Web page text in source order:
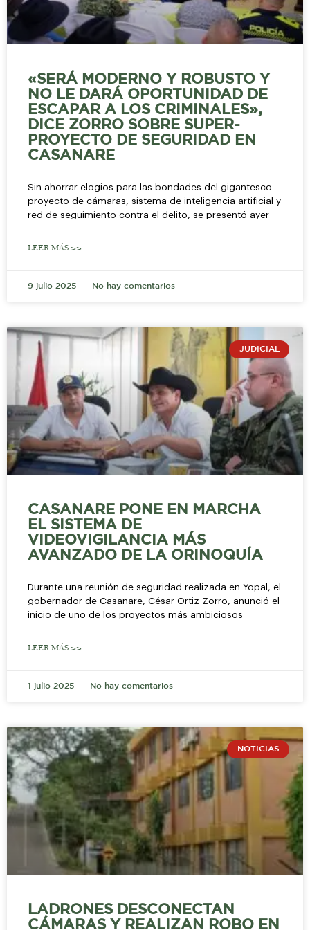
«SERÁ MODERNO Y ROBUSTO Y
NO LE DARÁ OPORTUNIDAD DE
ESCAPAR A LOS CRIMINALES»,
DICE ZORRO SOBRE SUPER-
PROYECTO DE SEGURIDAD EN
CASANARE
Sin ahorrar elogios para las bondades del gigantesco
proyecto de cámaras, sistema de inteligencia artificial y
red de seguimiento contra el delito, se presentó ayer
LEER MÁS >>
9 julio 2025 No hay comentarios
JUDICIAL
CASANARE PONE EN MARCHA
EL SISTEMA DE
VIDEOVIGILANCIA MÁS
AVANZADO DE LA ORINOQUÍA
Durante una reunión de seguridad realizada en Yopal, el
gobernador de Casanare, César Ortiz Zorro, anunció el
inicio de uno de los proyectos más ambiciosos
LEER MÁS >>
1 julio 2025 No hay comentarios
NOTICIAS
LADRONES DESCONECTAN
CÁMARAS Y REALIZAN ROBO EN